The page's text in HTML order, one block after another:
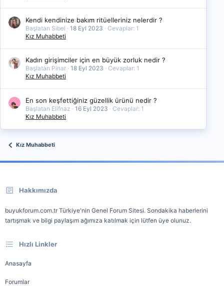
Kendi kendinize bakım ritüelleriniz nelerdir ?
Başlatan Sibel 18 Eyl 2023
Cevaplar: 1
Kız Muhabbeti
Kadın girişimciler için en büyük zorluk nedir ?
Başlatan Pinar 18 Eyl 2023
Cevaplar: 1
Kız Muhabbeti
En son keşfettiğiniz güzellik ürünü nedir ?
Başlatan Elifnaz 16 Eyl 2023
Cevaplar: 1
Kız Muhabbeti
Kız Muhabbeti
Hakkımızda
buyukforum.com.tr Türkiye'nin Genel Forum Sitesi. Sondakika haberlerini
tartışmak ve bilgi paylaşım ağımıza katılmak için lütfen üye olunuz.
Hızlı Linkler
Anasayfa
Forumlar